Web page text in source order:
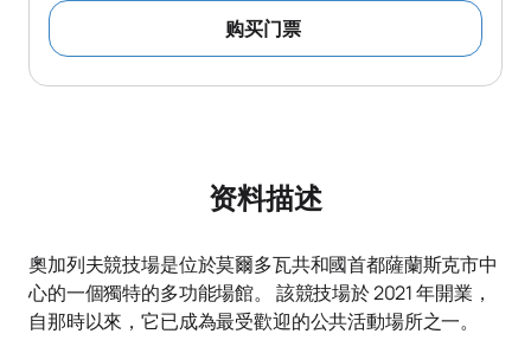
购买门票
资料描述
奧加列夫競技場是位於莫爾多瓦共和國首都薩蘭斯克市中
心的一個獨特的多功能場館。 該競技場於 2021 年開業，
自那時以來，它已成為最受歡迎的公共活動場所之一。